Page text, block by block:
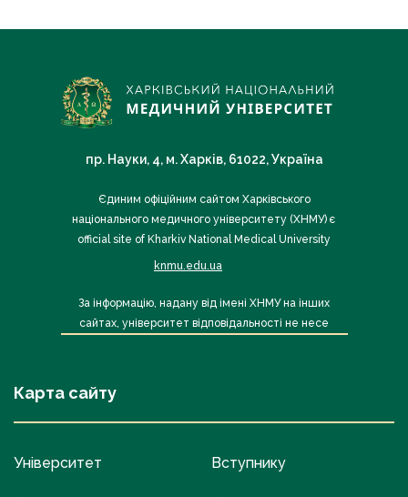
пр. Науки, 4, м. Харків, 61022, Україна
Єдиним офіційним сайтом Харківського
національного медичного університету (ХНМУ) є
official site of Kharkiv National Medical University
knmu.edu.ua
За інформацію, надану від імені ХНМУ на інших
сайтах, університет відповідальності не несе
Карта сайту
Університет Вступнику